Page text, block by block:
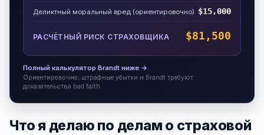
Деликтный моральный вред (ориентировочно) $15,000
РАСЧЁТНЫЙ РИСК СТРАХОВЩИКА $81,500
Полный калькулятор Brandt ниже →
Ориентировочно; штрафные убытки и Brandt требуют
доказательства bad faith.
Что я делаю по делам о страховой